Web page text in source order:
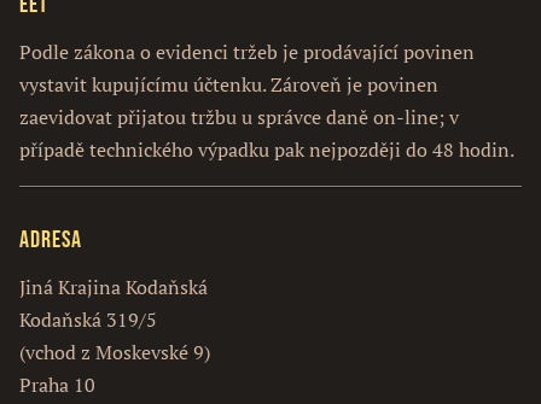
Podle zákona o evidenci tržeb je prodávající povinen
vystavit kupujícímu účtenku. Zároveň je povinen
zaevidovat přijatou tržbu u správce daně on-line; v
případě technického výpadku pak nejpozději do 48 hodin.
Adresa
Jiná Krajina Kodaňská
Kodaňská 319/5
(vchod z Moskevské 9)
Praha 10